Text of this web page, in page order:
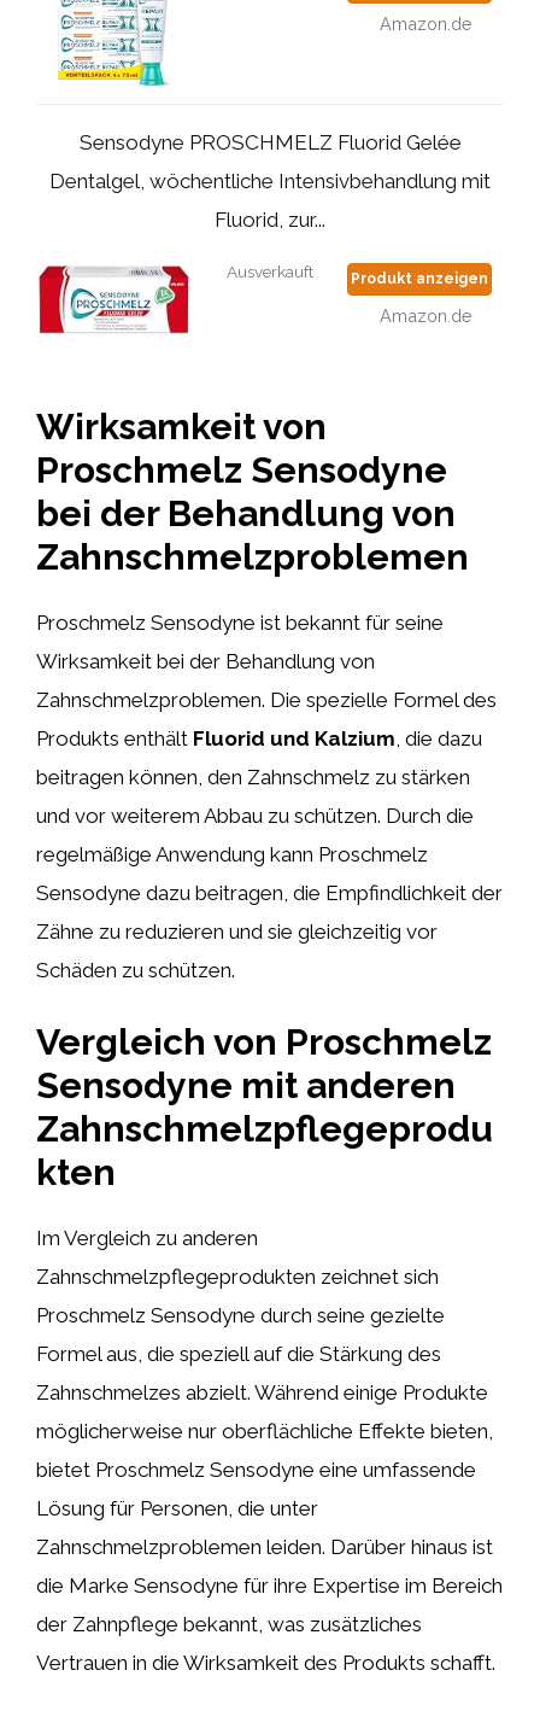
Amazon.de
Sensodyne PROSCHMELZ Fluorid Gelée
Dentalgel, wöchentliche Intensivbehandlung mit
Fluorid, zur...
Ausverkauft Produkt anzeigen
Amazon.de
Wirksamkeit von
Proschmelz Sensodyne
bei der Behandlung von
Zahnschmelzproblemen
Proschmelz Sensodyne ist bekannt für seine
Wirksamkeit bei der Behandlung von
Zahnschmelzproblemen. Die spezielle Formel des
Produkts enthält Fluorid und Kalzium, die dazu
beitragen können, den Zahnschmelz zu stärken
und vor weiterem Abbau zu schützen. Durch die
regelmäßige Anwendung kann Proschmelz
Sensodyne dazu beitragen, die Empfindlichkeit der
Zähne zu reduzieren und sie gleichzeitig vor
Schäden zu schützen.
Vergleich von Proschmelz
Sensodyne mit anderen
Zahnschmelzpflegeprodu
kten
Im Vergleich zu anderen
Zahnschmelzpflegeprodukten zeichnet sich
Proschmelz Sensodyne durch seine gezielte
Formel aus, die speziell auf die Stärkung des
Zahnschmelzes abzielt. Während einige Produkte
möglicherweise nur oberflächliche Effekte bieten,
bietet Proschmelz Sensodyne eine umfassende
Lösung für Personen, die unter
Zahnschmelzproblemen leiden. Darüber hinaus ist
die Marke Sensodyne für ihre Expertise im Bereich
der Zahnpflege bekannt, was zusätzliches
Vertrauen in die Wirksamkeit des Produkts schafft.